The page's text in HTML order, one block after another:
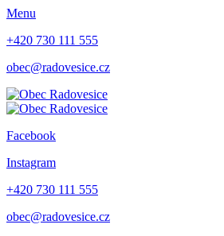
Menu
+420 730 111 555
obec@radovesice.cz
Facebook
Instagram
+420 730 111 555
obec@radovesice.cz